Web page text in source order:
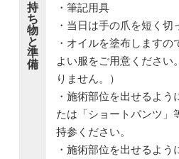
持
ち
物
と
準
備
・筆記用具
・当日は手の爪を短く切
・オイルを塗布します
よい服をご用意ください
りません。）
・施術部位を出せるよう
たは「ショートパンツ」
持参ください。
・施術部位を出せるよ